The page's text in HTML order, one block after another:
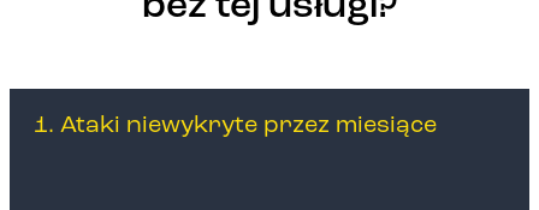
1. Ataki niewykryte przez miesiące